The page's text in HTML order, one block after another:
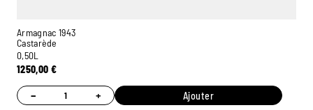
Armagnac 1943
Castarède
0,50L
1250,00 €
− + Ajouter